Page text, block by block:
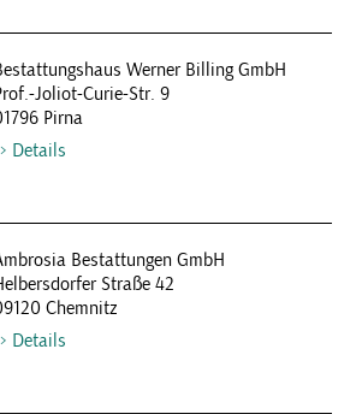
Werner Billing GmbH
Joliot-Curie-Str. 9
Pirna
Details
Bestattungen GmbH
Straße 42
Chemnitz
Details